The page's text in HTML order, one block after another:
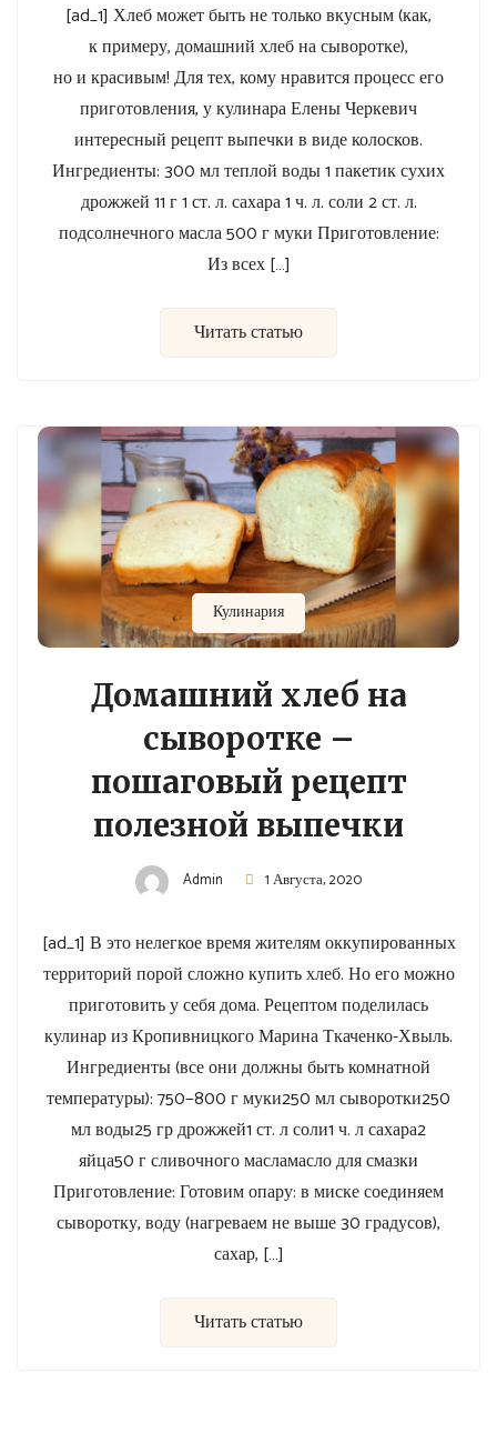
[ad_1] Хлеб может быть не только вкусным (как,
к примеру, домашний хлеб на сыворотке),
но и красивым! Для тех, кому нравится процесс его
приготовления, у кулинара Елены Черкевич
интересный рецепт выпечки в виде колосков.
Ингредиенты: 300 мл теплой воды 1 пакетик сухих
дрожжей 11 г 1 ст. л. сахара 1 ч. л. соли 2 ст. л.
подсолнечного масла 500 г муки Приготовление:
Из всех […]
Читать статью
Кулинария
Домашний хлеб на
сыворотке –
пошаговый рецепт
полезной выпечки
Admin 1 Августа, 2020
[ad_1] В это нелегкое время жителям оккупированных
территорий порой сложно купить хлеб. Но его можно
приготовить у себя дома. Рецептом поделилась
кулинар из Кропивницкого Марина Ткаченко-Хвыль.
Ингредиенты (все они должны быть комнатной
температуры): 750−800 г муки250 мл сыворотки250
мл воды25 гр дрожжей1 ст. л соли1 ч. л сахара2
яйца50 г сливочного масламасло для смазки
Приготовление: Готовим опару: в миске соединяем
сыворотку, воду (нагреваем не выше 30 градусов),
сахар, […]
Читать статью